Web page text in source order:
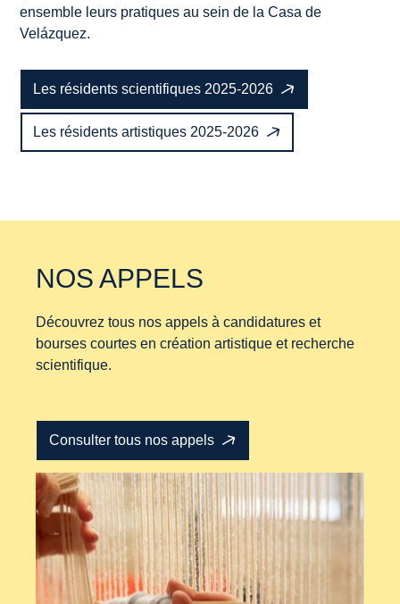
ensemble leurs pratiques au sein de la Casa de
Velázquez.
Les résidents scientifiques 2025-2026
Les résidents artistiques 2025-2026
NOS APPELS
Découvrez tous nos appels à candidatures et
bourses courtes en création artistique et recherche
scientifique.
Consulter tous nos appels